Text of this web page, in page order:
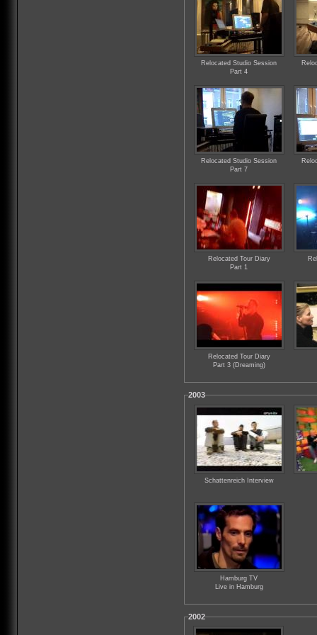
Relocated Studio Session
Part 4
Relocated Studio Session
Part 7
Relocated Tour Diary
Part 1
Relocated Tour Diary
Part 3 (Dreaming)
2003
Schattenreich Interview
Hamburg TV
Live in Hamburg
2002